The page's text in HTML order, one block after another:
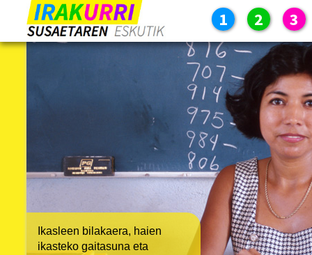
1 2 3
Ikasleen bilakaera, haien
ikasteko gaitasuna eta